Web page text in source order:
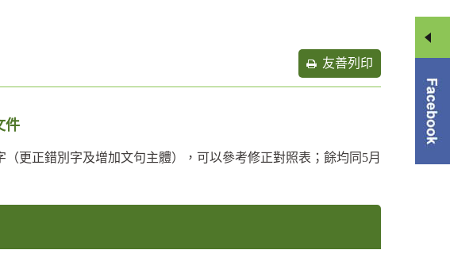
友善列印
件
更正錯別字及增加文句主體），可以參考修正對照表；餘均同5月
享
選
單